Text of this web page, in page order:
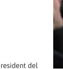
del